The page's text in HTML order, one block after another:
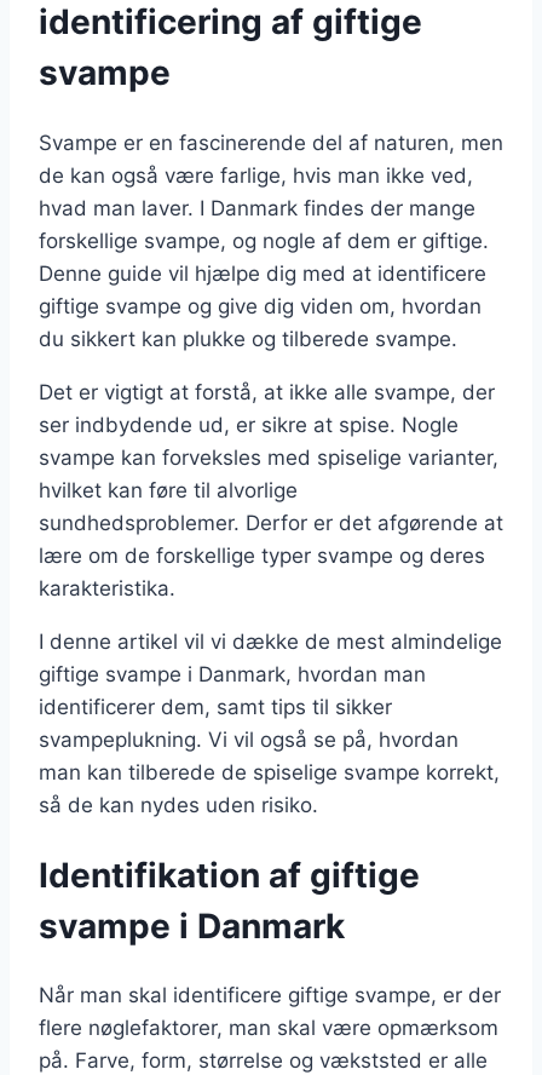
identificering af giftige
svampe
Svampe er en fascinerende del af naturen, men
de kan også være farlige, hvis man ikke ved,
hvad man laver. I Danmark findes der mange
forskellige svampe, og nogle af dem er giftige.
Denne guide vil hjælpe dig med at identificere
giftige svampe og give dig viden om, hvordan
du sikkert kan plukke og tilberede svampe.
Det er vigtigt at forstå, at ikke alle svampe, der
ser indbydende ud, er sikre at spise. Nogle
svampe kan forveksles med spiselige varianter,
hvilket kan føre til alvorlige
sundhedsproblemer. Derfor er det afgørende at
lære om de forskellige typer svampe og deres
karakteristika.
I denne artikel vil vi dække de mest almindelige
giftige svampe i Danmark, hvordan man
identificerer dem, samt tips til sikker
svampeplukning. Vi vil også se på, hvordan
man kan tilberede de spiselige svampe korrekt,
så de kan nydes uden risiko.
Identifikation af giftige
svampe i Danmark
Når man skal identificere giftige svampe, er der
flere nøglefaktorer, man skal være opmærksom
på. Farve, form, størrelse og vækststed er alle